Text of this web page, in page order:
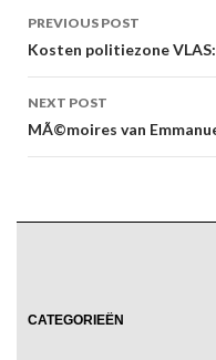
Post
navigation
PREVIOUS POST
Kosten politiezone
NEXT POST
MÃ©moires van
CATEGORIEËN